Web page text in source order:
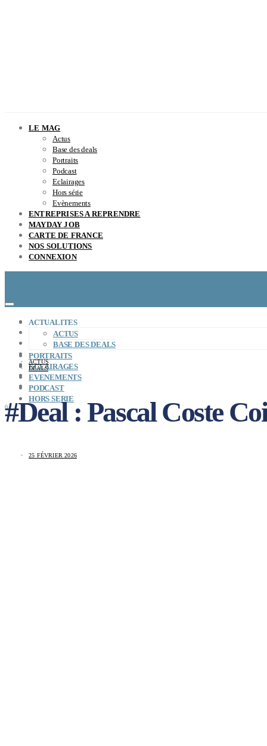
LE MAG
Actus
Base des deals
Portraits
Podcast
Eclairages
Hors série
Evènements
ENTREPRISES A REPRENDRE
MAYDAY JOB
CARTE DE FRANCE
NOS SOLUTIONS
CONNEXION
CONCEPT
LE MAG
ENTREPRISES A REPRENDRE
MAYDAY JOB
CARTE DE FRANCE
NOS SOLUTIONS
CONNEXION
0
ACTUALITES
ACTUS
BASE DES DEALS
PORTRAITS
ECLAIRAGES
EVENEMENTS
PODCAST
HORS SERIE
ACTUS
DEALS
#Deal : Pascal Coste
25 FÉVRIER 2026